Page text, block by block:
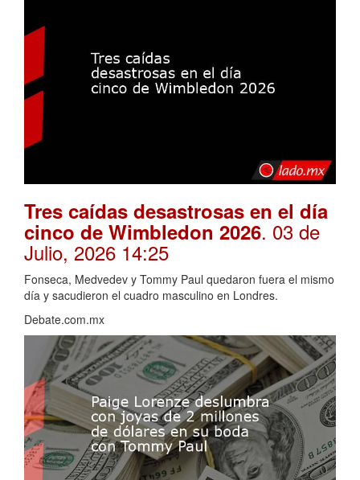
Tres caídas desastrosas en el día
cinco de Wimbledon 2026. 03 de
Julio, 2026 14:25
Fonseca, Medvedev y Tommy Paul quedaron fuera el mismo
día y sacudieron el cuadro masculino en Londres.
Debate.com.mx